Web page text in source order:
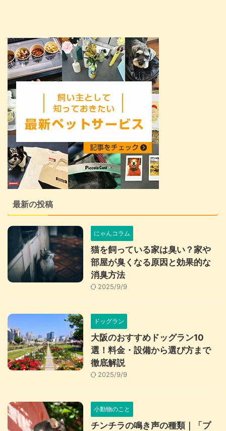
最新の投稿
にゃんコラム
猫を飼っている家は臭い？家や
部屋が臭くなる原因と効果的な
消臭方法
2025/9/9
ドッグラン
大阪のおすすめドッグラン10
選！料金・設備から選び方まで
徹底解説
2025/9/9
小動物のこと
チンチラの鳴き声の種類｜「プ